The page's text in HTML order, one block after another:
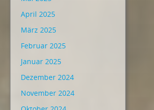
April 2025
März 2025
Februar 2025
Januar 2025
Dezember 2024
November 2024